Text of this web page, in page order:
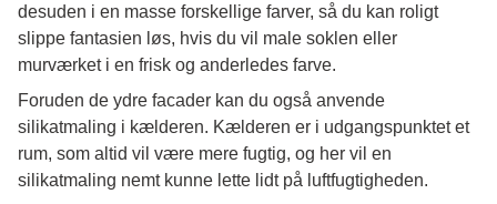
desuden i en masse forskellige farver, så du kan roligt
slippe fantasien løs, hvis du vil male soklen eller
murværket i en frisk og anderledes farve.
Foruden de ydre facader kan du også anvende
silikatmaling i kælderen. Kælderen er i udgangspunktet et
rum, som altid vil være mere fugtig, og her vil en
silikatmaling nemt kunne lette lidt på luftfugtigheden.